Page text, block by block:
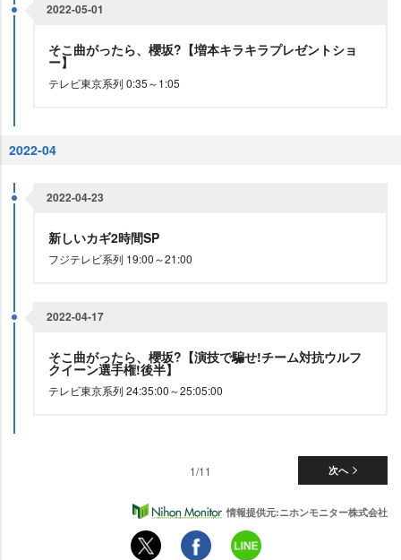
2022-05-01
そこ曲がったら、櫻坂?【増本キラキラプレゼントショ
ー】
テレビ東京系列 0:35～1:05
2022-04
2022-04-23
新しいカギ2時間SP
フジテレビ系列 19:00～21:00
2022-04-17
そこ曲がったら、櫻坂?【演技で騙せ!チーム対抗ウルフ
クイーン選手権!後半】
テレビ東京系列 24:35:00～25:05:00
次へ
1/11
情報提供元:ニホンモニター株式会社